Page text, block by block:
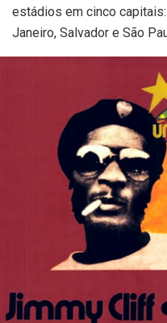
estádios em cinco
Janeiro, Salvador e São